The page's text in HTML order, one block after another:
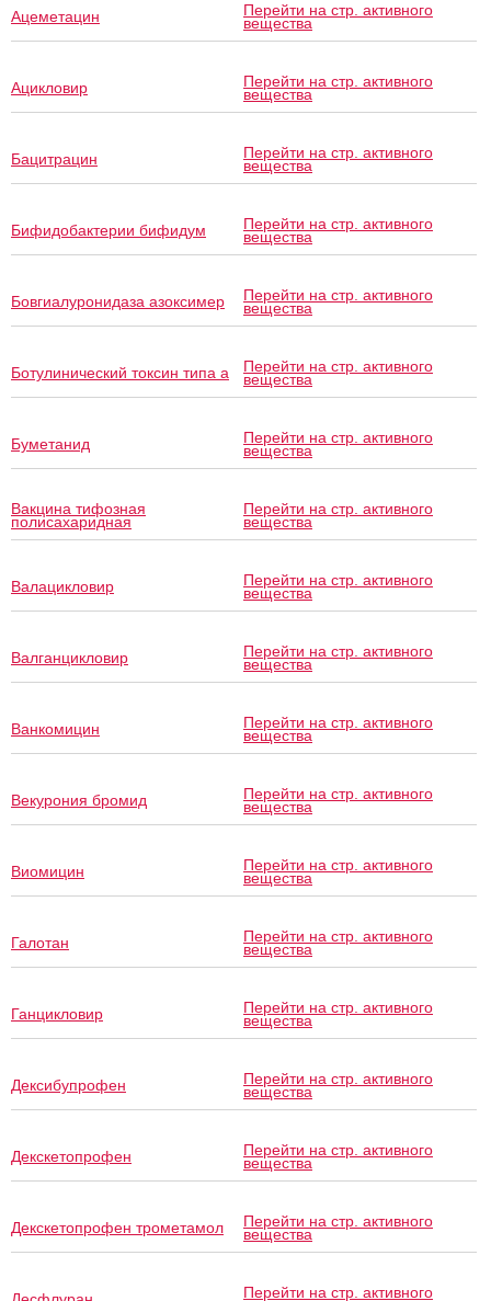
Ацеметацин Перейти на стр. активного
вещества
Ацикловир Перейти на стр. активного
вещества
Бацитрацин Перейти на стр. активного
вещества
Бифидобактерии бифидум Перейти на стр. активного
вещества
Бовгиалуронидаза азоксимер Перейти на стр. активного
вещества
Ботулинический токсин типа a Перейти на стр. активного
вещества
Буметанид Перейти на стр. активного
вещества
Вакцина тифозная
полисахаридная
Перейти на стр. активного
вещества
Валацикловир Перейти на стр. активного
вещества
Валганцикловир Перейти на стр. активного
вещества
Ванкомицин Перейти на стр. активного
вещества
Векурония бромид Перейти на стр. активного
вещества
Виомицин Перейти на стр. активного
вещества
Галотан Перейти на стр. активного
вещества
Ганцикловир Перейти на стр. активного
вещества
Дексибупрофен Перейти на стр. активного
вещества
Декскетопрофен Перейти на стр. активного
вещества
Декскетопрофен трометамол Перейти на стр. активного
вещества
Перейти на стр. активного